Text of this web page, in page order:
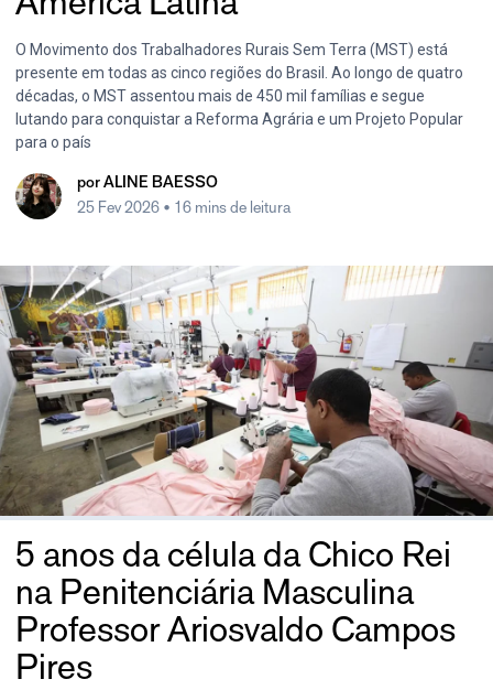
O Movimento dos Trabalhadores Rurais Sem Terra (MST) está
presente em todas as cinco regiões do Brasil. Ao longo de quatro
décadas, o MST assentou mais de 450 mil famílias e segue
lutando para conquistar a Reforma Agrária e um Projeto Popular
para o país
por ALINE BAESSO
25 Fev 2026 • 16 mins de leitura
5 anos da célula da Chico Rei
na Penitenciária Masculina
Professor Ariosvaldo Campos
Pires